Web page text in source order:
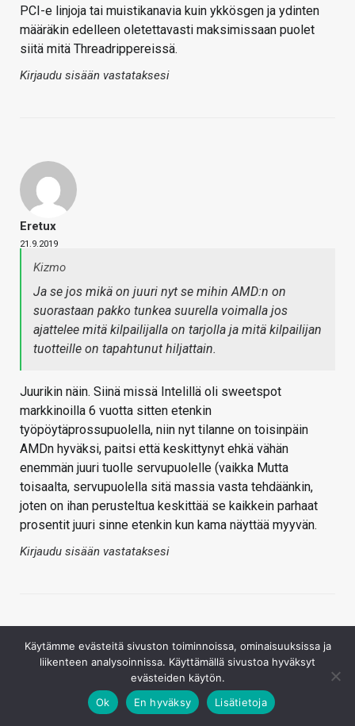
PCI-e linjoja tai muistikanavia kuin ykkösgen ja ydinten
määräkin edelleen oletettavasti maksimissaan puolet
siitä mitä Threadrippereissä.
Kirjaudu sisään vastataksesi
Eretux
21.9.2019
Kizmo
Ja se jos mikä on juuri nyt se mihin AMD:n on
suorastaan pakko tunkea suurella voimalla jos
ajattelee mitä kilpailijalla on tarjolla ja mitä kilpailijan
tuotteille on tapahtunut hiljattain.
Juurikin näin. Siinä missä Intelillä oli sweetspot
markkinoilla 6 vuotta sitten etenkin
työpöytäprossupuolella, niin nyt tilanne on toisinpäin
AMDn hyväksi, paitsi että keskittynyt ehkä vähän
enemmän juuri tuolle servupuolelle (vaikka Mutta
toisaalta, servupuolella sitä massia vasta tehdäänkin,
joten on ihan perusteltua keskittää se kaikkein parhaat
prosentit juuri sinne etenkin kun kama näyttää myyvän.
Kirjaudu sisään vastataksesi
Käytämme evästeitä sivuston toiminnoissa, ominaisuuksissa ja
liikenteen analysoinnissa. Käyttämällä sivustoa hyväksyt
evästeiden käytön.
Ok
En hyväksy Lisätietoja